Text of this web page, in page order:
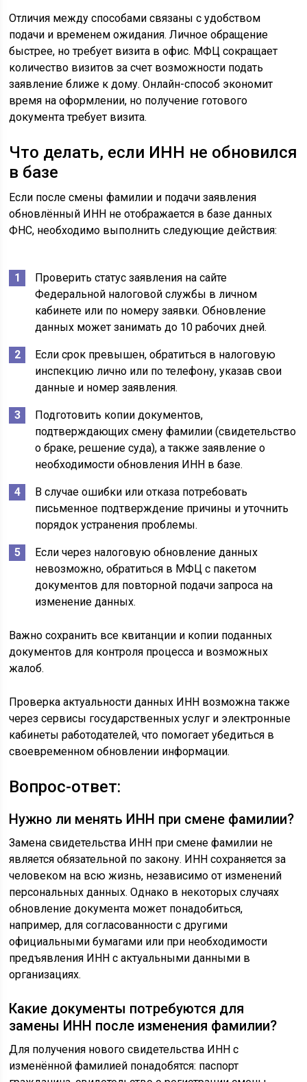
Отличия между способами связаны с удобством
подачи и временем ожидания. Личное обращение
быстрее, но требует визита в офис. МФЦ сокращает
количество визитов за счет возможности подать
заявление ближе к дому. Онлайн-способ экономит
время на оформлении, но получение готового
документа требует визита.
Что делать, если ИНН не обновился
в базе
Если после смены фамилии и подачи заявления
обновлённый ИНН не отображается в базе данных
ФНС, необходимо выполнить следующие действия:
Проверить статус заявления на сайте
Федеральной налоговой службы в личном
кабинете или по номеру заявки. Обновление
данных может занимать до 10 рабочих дней.
Если срок превышен, обратиться в налоговую
инспекцию лично или по телефону, указав свои
данные и номер заявления.
Подготовить копии документов,
подтверждающих смену фамилии (свидетельство
о браке, решение суда), а также заявление о
необходимости обновления ИНН в базе.
В случае ошибки или отказа потребовать
письменное подтверждение причины и уточнить
порядок устранения проблемы.
Если через налоговую обновление данных
невозможно, обратиться в МФЦ с пакетом
документов для повторной подачи запроса на
изменение данных.
Важно сохранить все квитанции и копии поданных
документов для контроля процесса и возможных
жалоб.
Проверка актуальности данных ИНН возможна также
через сервисы государственных услуг и электронные
кабинеты работодателей, что помогает убедиться в
своевременном обновлении информации.
Вопрос-ответ:
Нужно ли менять ИНН при смене фамилии?
Замена свидетельства ИНН при смене фамилии не
является обязательной по закону. ИНН сохраняется за
человеком на всю жизнь, независимо от изменений
персональных данных. Однако в некоторых случаях
обновление документа может понадобиться,
например, для согласованности с другими
официальными бумагами или при необходимости
предъявления ИНН с актуальными данными в
организациях.
Какие документы потребуются для
замены ИНН после изменения фамилии?
Для получения нового свидетельства ИНН с
изменённой фамилией понадобятся: паспорт